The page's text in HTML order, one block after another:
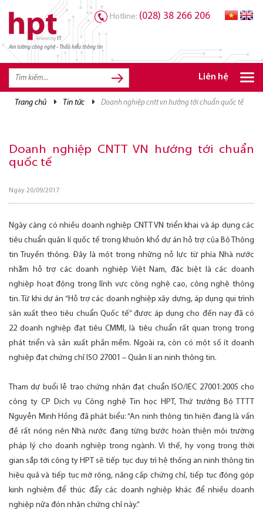
Am tường công nghệ - Thấu hiểu thông tin
Hotline: (028) 38 266 206
Liên hệ
trang chủ tin tức doanh nghiệp cntt vn hướng tới chuẩn quốc tế
Doanh nghiệp CNTT VN hướng tới chuẩn
quốc tế
Ngày 20/09/2017
Ngày càng có nhiều doanh nghiệp CNTT VN triển khai và áp dụng các
tiêu chuẩn quản lí quốc tế trong khuôn khổ dự án hỗ trợ của Bộ Thông
tin Truyền thông. Đây là một trong những nỗ lực từ phía Nhà nước
nhằm hỗ trợ các doanh nghiệp Việt Nam, đặc biệt là các doanh
nghiệp hoạt động trong lĩnh vực công nghệ cao, công nghệ thông
tin. Từ khi dự án “Hỗ trợ các doanh nghiệp xây dựng, áp dụng qui trình
sản xuất theo tiêu chuẩn Quốc tế” được áp dụng cho đến nay đã có
22 doanh nghiệp đạt tiêu CMMI, là tiêu chuẩn rất quan trọng trong
phát triển và sản xuất phần mềm. Ngoài ra, còn có một số ít doanh
nghiệp đạt chứng chỉ ISO 27001 – Quản lí an ninh thông tin.
Tham dự buổi lễ trao chứng nhận đạt chuẩn ISO/IEC 27001:2005 cho
công ty CP Dịch vụ Công nghệ Tin học HPT, Thứ trưởng Bộ TTTT
Nguyễn Minh Hồng đã phát biểu: “An ninh thông tin hiện đang là vấn
đề rất nóng nên Nhà nước đang từng bước hoàn thiện môi trường
pháp lý cho doanh nghiệp trong ngành. Vì thế, hy vọng trong thời
gian sắp tới công ty HPT sẽ tiếp tục duy trì hệ thống an ninh thông tin
hiệu quả và tiếp tục mở rộng, nâng cấp chứng chỉ, tiếp tục đóng góp
kinh nghiệm để thúc đẩy các doanh nghiệp khác để nhiều doanh
nghiệp nữa đón nhận chứng chỉ này.”
TRANG CHỦ
TRANG CHỦ
TRI THỨC
CƠ HỘI NGHỀ NGHIỆP